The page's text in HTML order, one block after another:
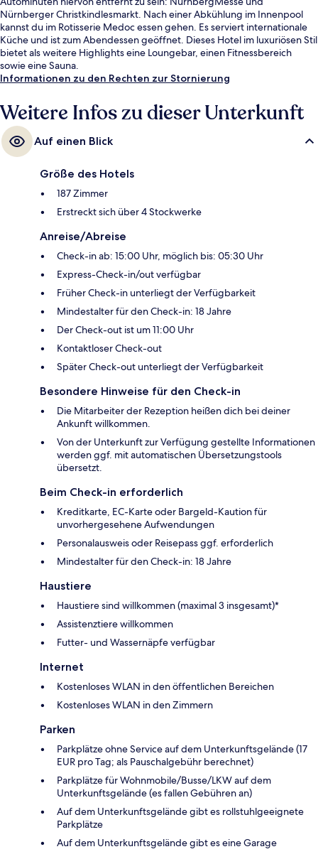
Nürnberger Christkindlesmarkt. Nach einer Abkühlung im Innenpool
kannst du im Rotisserie Medoc essen gehen. Es serviert internationale
Küche und ist zum Abendessen geöffnet. Dieses Hotel im luxuriösen Stil
bietet als weitere Highlights eine Loungebar, einen Fitnessbereich
sowie eine Sauna.
Informationen zu den Rechten zur Stornierung
Weitere Infos zu dieser Unterkunft
Auf einen Blick
Größe des Hotels
187 Zimmer
Erstreckt sich über 4 Stockwerke
Anreise/Abreise
Check-in ab: 15:00 Uhr, möglich bis: 05:30 Uhr
Express-Check-in/out verfügbar
Früher Check-in unterliegt der Verfügbarkeit
Mindestalter für den Check-in: 18 Jahre
Der Check-out ist um 11:00 Uhr
Kontaktloser Check-out
Später Check-out unterliegt der Verfügbarkeit
Besondere Hinweise für den Check-in
Die Mitarbeiter der Rezeption heißen dich bei deiner
Ankunft willkommen.
Von der Unterkunft zur Verfügung gestellte Informationen
werden ggf. mit automatischen Übersetzungstools
übersetzt.
Beim Check-in erforderlich
Kreditkarte, EC-Karte oder Bargeld-Kaution für
unvorhergesehene Aufwendungen
Personalausweis oder Reisepass ggf. erforderlich
Mindestalter für den Check-in: 18 Jahre
Haustiere
Haustiere sind willkommen (maximal 3 insgesamt)*
Assistenztiere willkommen
Futter- und Wassernäpfe verfügbar
Internet
Kostenloses WLAN in den öffentlichen Bereichen
Kostenloses WLAN in den Zimmern
Parken
Parkplätze ohne Service auf dem Unterkunftsgelände (17
EUR pro Tag; als Pauschalgebühr berechnet)
Parkplätze für Wohnmobile/Busse/LKW auf dem
Unterkunftsgelände (es fallen Gebühren an)
Auf dem Unterkunftsgelände gibt es rollstuhlgeeignete
Parkplätze
Auf dem Unterkunftsgelände gibt es eine Garage